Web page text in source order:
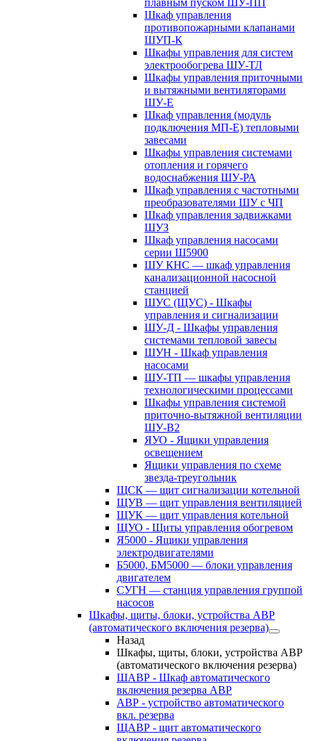
плавным пуском ШУ-ПП
Шкаф управления
противопожарными клапанами
ШУП-К
Шкафы управления для систем
электрообогрева ШУ-ТЛ
Шкафы управления приточными
и вытяжными вентиляторами
ШУ-Е
Шкаф управления (модуль
подключения МП-Е) тепловыми
завесами
Шкафы управления системами
отопления и горячего
водоснабжения ШУ-РА
Шкаф управления с частотными
преобразователями ШУ с ЧП
Шкаф управления задвижками
ШУЗ
Шкаф управления насосами
серии Ш5900
ШУ КНС — шкаф управления
канализационной насосной
станцией
ШУС (ЩУС) - Шкафы
управления и сигнализации
ШУ-Д - Шкафы управления
системами тепловой завесы
ШУН - Шкаф управления
насосами
ШУ-ТП — шкафы управления
технологическими процессами
Шкафы управления системой
приточно-вытяжной вентиляции
ШУ-В2
ЯУО - Ящики управления
освещением
Ящики управления по схеме
звезда-треугольник
ЩСК — щит сигнализации котельной
ЩУВ — щит управления вентиляцией
ЩУК — щит управления котельной
ЩУО - Щиты управления обогревом
Я5000 - Ящики управления
электродвигателями
Б5000, БМ5000 — блоки управления
двигателем
СУГН — станция управления группой
насосов
Шкафы, щиты, блоки, устройства АВР
(автоматического включения резерва)
Назад
Шкафы, щиты, блоки, устройства АВР
(автоматического включения резерва)
ШАВР - Шкаф автоматического
включения резерва АВР
АВР - устройство автоматического
вкл. резерва
ЩАВР - щит автоматического